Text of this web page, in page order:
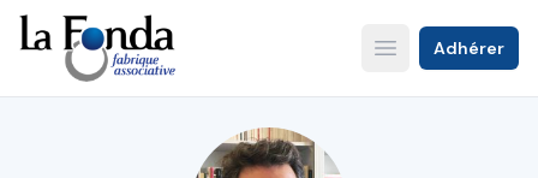
Aller
au
contenu
principal
Open main menu
Adhérer